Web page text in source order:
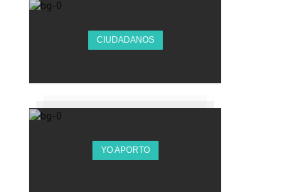
CIUDADANOS
YO APORTO